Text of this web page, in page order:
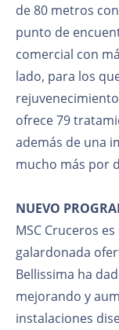
de 80 metros
punto de
comercial con
lado, para los
ofrece 79
además de una
mucho más por
NUEVO
MSC Cruceros
galardonada
Bellissima ha
mejorando y
instalaciones